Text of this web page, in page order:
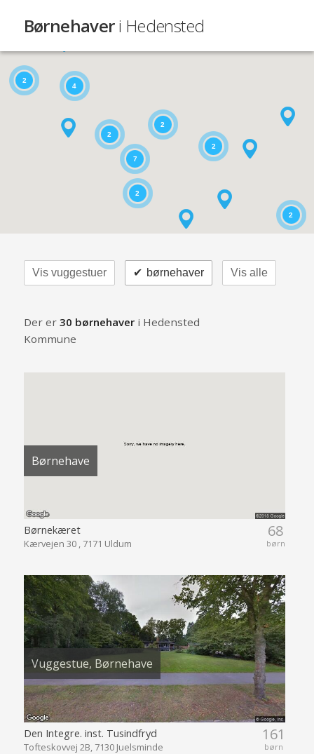
Børnehaveri Hedensted
2
2
7
2
2
2
4
2
Vis vuggestuer børnehaver
✔ Vis alle
Der er 30 børnehaveri Hedensted
Kommune
Børnehave
68
børn
Børnekæret
Kærvejen 30 , 7171 Uldum
Vuggestue, Børnehave
161
børn
Den Integre. inst. Tusindfryd
Tofteskovvej 2B, 7130 Juelsminde